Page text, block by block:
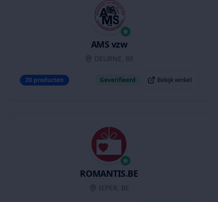
AMS vzw
DEURNE, BE
20 producten Geverifieerd Bekijk winkel
ROMANTIS.BE
IEPER, BE